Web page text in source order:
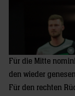
Für die Mitte
den wieder
Für den rechten